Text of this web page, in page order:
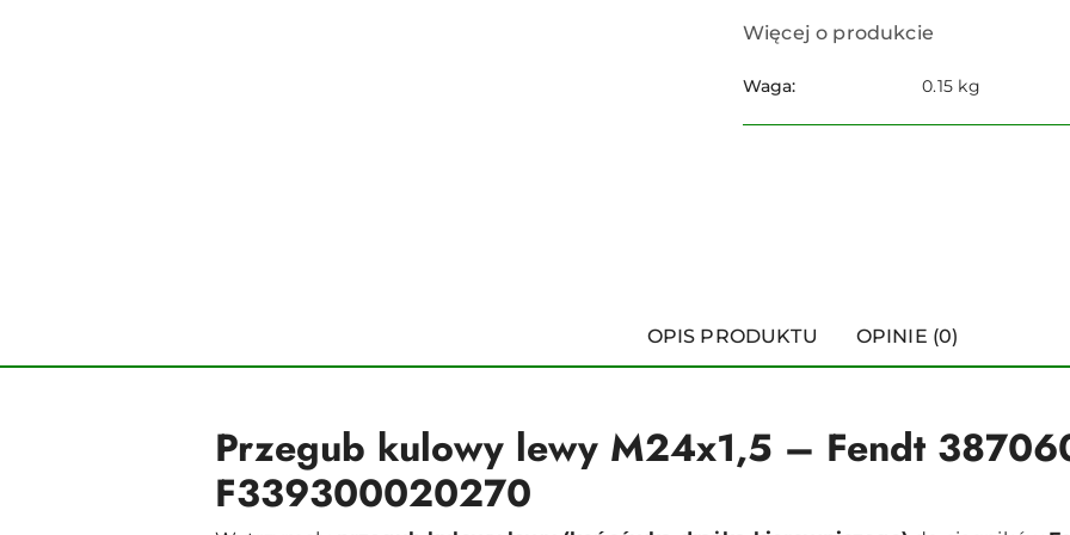
Więcej o produkcie
Waga: 0.15 kg
OPIS PRODUKTU OPINIE (0)
Przegub kulowy lewy M24x1,5 – Fendt
F339300020270